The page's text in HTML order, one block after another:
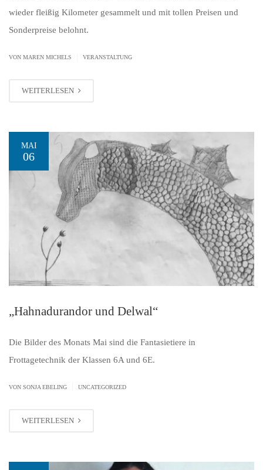
wieder fleißig Kilometer gesammelt und mit tollen Preisen und
Sonderpreise belohnt.
VON MAREN MICHELS VERANSTALTUNG
WEITERLESEN
MAI
06
„Hahnadurandor und Delwal“
Die Bilder des Monats Mai sind die Fantasietiere in
Frottagetechnik der Klassen 6A und 6E.
VON SONJA EBELING UNCATEGORIZED
WEITERLESEN